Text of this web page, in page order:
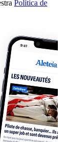
Política de